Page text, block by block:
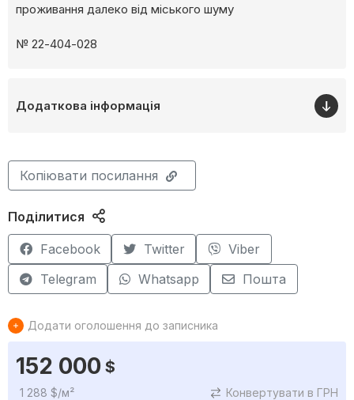
проживання далеко від міського шуму
№ 22-404-028
Додаткова інформація
Копіювати посилання
Поділитися
Facebook Twitter
Viber
Telegram
Whatsapp Пошта
Додати оголошення до записника
152 000 $
1 288 $/м² Конвертувати в ГРН